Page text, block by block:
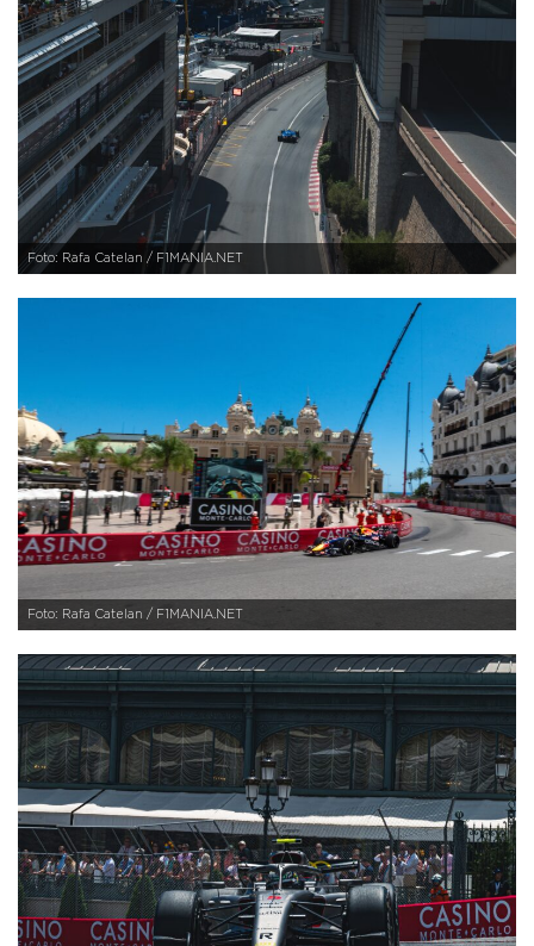
Foto: Rafa Catelan / F1MANIA.NET
Foto: Rafa Catelan / F1MANIA.NET